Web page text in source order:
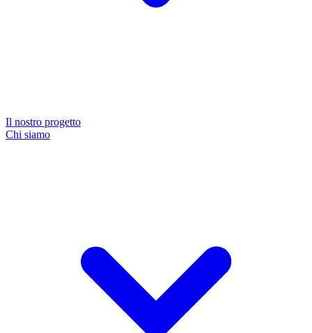
Il nostro progetto
Chi siamo